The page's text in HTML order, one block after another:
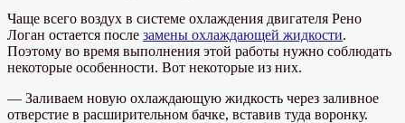
Чаще всего воздух в системе охлаждения двигателя Рено
Логан остается после замены охлаждающей жидкости.
Поэтому во время выполнения этой работы нужно соблюдать
некоторые особенности. Вот некоторые из них.
— Заливаем новую охлаждающую жидкость через заливное
отверстие в расширительном бачке, вставив туда воронку.